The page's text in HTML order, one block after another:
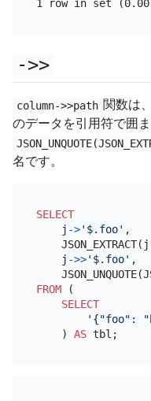
->>
column->>path 関数は、
のデータを引用符で囲
名です。
SELECT
    j
->'$.foo' ,
    j
->>'$.foo' ,
FROM (
SELECT
'{"foo":
    )
AS